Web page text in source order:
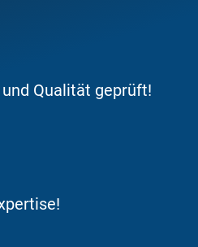
Qualität geprüft!